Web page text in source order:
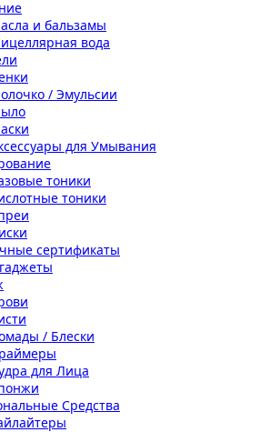
и бальзамы
вода
/ Эмульсии
для Умывания
тоники
тоники
сертификаты
/ Блески
для Лица
Средства